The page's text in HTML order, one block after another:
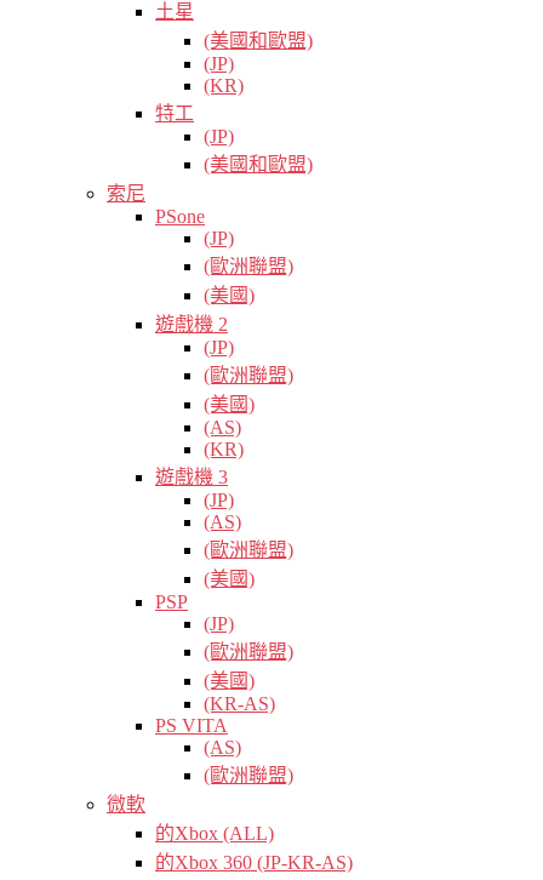
土星
(美國和歐盟)
(JP)
(KR)
特工
(JP)
(美國和歐盟)
索尼
PSone
(JP)
(歐洲聯盟)
(美國)
遊戲機 2
(JP)
(歐洲聯盟)
(美國)
(AS)
(KR)
遊戲機 3
(JP)
(AS)
(歐洲聯盟)
(美國)
PSP
(JP)
(歐洲聯盟)
(美國)
(KR-AS)
PS VITA
(AS)
(歐洲聯盟)
微軟
的Xbox (ALL)
的Xbox 360 (JP-KR-AS)